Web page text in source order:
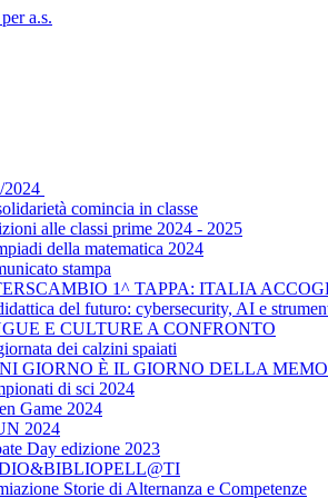
a.s.
2024
comincia in classe
alle classi prime 2024 - 2025
della matematica 2024
stampa
1^ TAPPA: ITALIA
del futuro: cybersecurity, AI e
E CULTURE A CONFRONTO
dei calzini spaiati
GIORNO È IL GIORNO DELLA
di sci 2024
Game 2024
2024
Day edizione 2023
Storie di Alternanza e Competenze